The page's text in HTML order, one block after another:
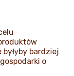
bardziej
o